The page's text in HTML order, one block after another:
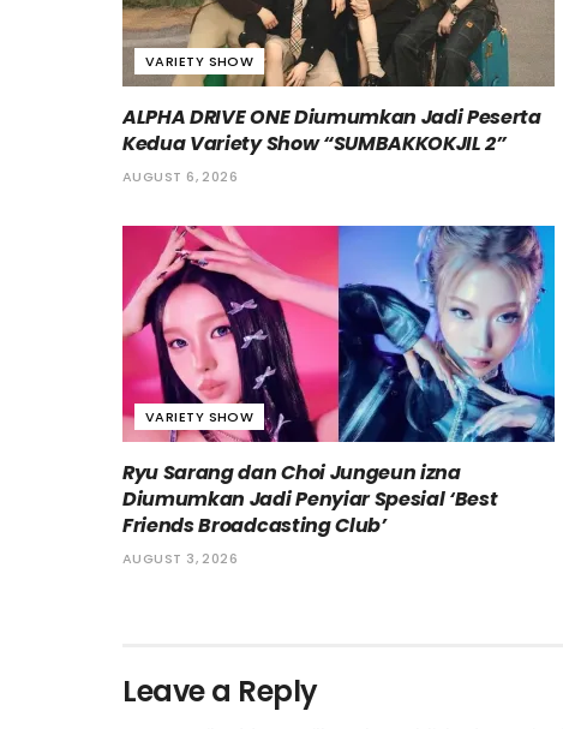
VARIETY SHOW
ALPHA DRIVE ONE Diumumkan Jadi Peserta
Kedua Variety Show “SUMBAKKOKJIL 2”
AUGUST 6, 2026
VARIETY SHOW
Ryu Sarang dan Choi Jungeun izna
Diumumkan Jadi Penyiar Spesial ‘Best
Friends Broadcasting Club’
AUGUST 3, 2026
Leave a Reply